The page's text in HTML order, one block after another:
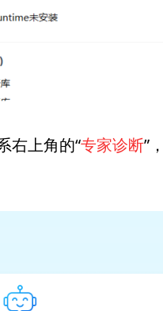
右上角的“专家诊断”